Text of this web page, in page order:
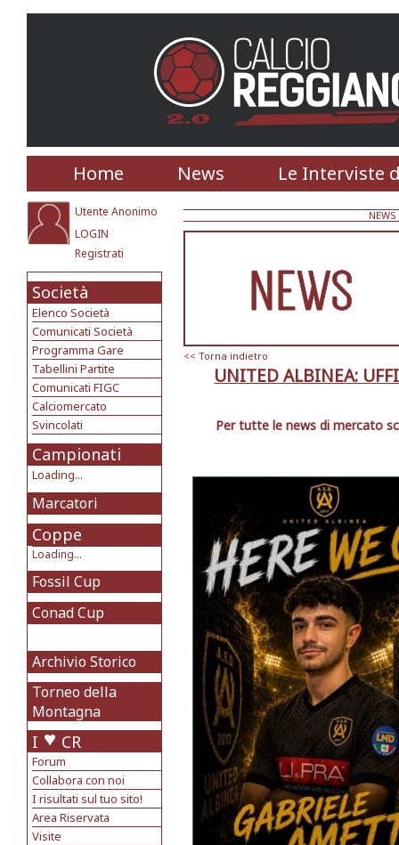
Home News Le Interviste
Utente Anonimo
LOGIN
Registrati
Società
Elenco Società
Comunicati Società
Programma Gare
Tabellini Partite
Comunicati FIGC
Calciomercato
Svincolati
Campionati
Loading...
Marcatori
Coppe
Loading...
Fossil Cup
Conad Cup
Archivio Storico
Torneo della
Montagna
I CR
Forum
Collabora con noi
I risultati sul tuo sito!
Area Riservata
Visite
NEWS
<< Torna indietro
UNITED ALBINEA:
Per tutte le news di mercato